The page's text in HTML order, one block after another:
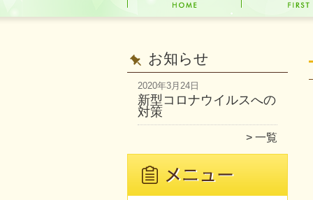
お知らせ
2020年3月24日
新型コロナウイルスへの
対策
一覧